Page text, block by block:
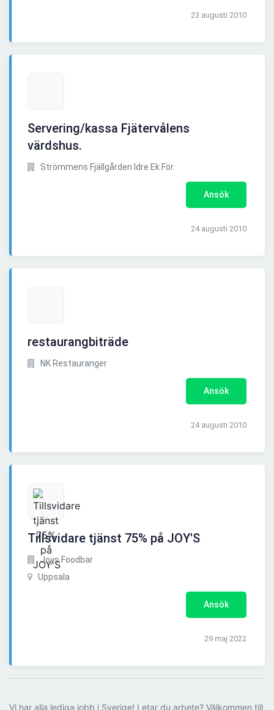
23 augusti 2010
Servering/kassa Fjätervålens
värdshus.
Strömmens Fjällgården Idre Ek.För.
Ansök
24 augusti 2010
restaurangbiträde
NK Restauranger
Ansök
24 augusti 2010
Tillsvidare tjänst 75% på JOY'S
Joys Foodbar
Uppsala
Ansök
29 maj 2022
Vi har alla lediga jobb i Sverige! Letar du arbete? Välkommen till